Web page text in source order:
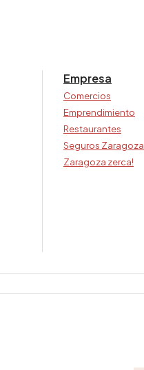
Empresa
Comercios
Emprendimiento
Restaurantes
Seguros Zaragoza
Zaragoza zerca!